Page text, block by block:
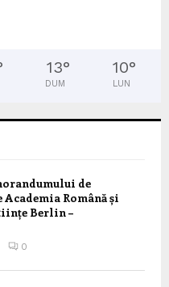
13°
DUM
10°
LUN
de
Română și
Berlin –
0